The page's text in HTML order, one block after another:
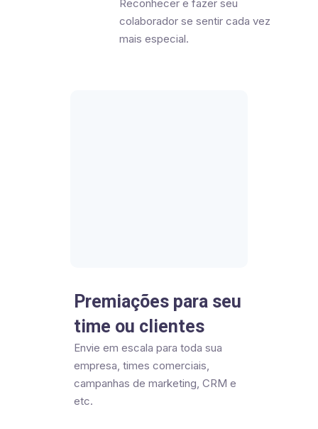
Reconhecer e fazer seu
colaborador se sentir cada vez
mais especial.
Premiações para seu
time ou clientes
Envie em escala para toda sua
empresa, times comerciais,
campanhas de marketing, CRM e
etc.